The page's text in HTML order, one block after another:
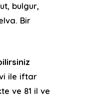
bulgur,
Bir
ile iftar
ve 81 il ve